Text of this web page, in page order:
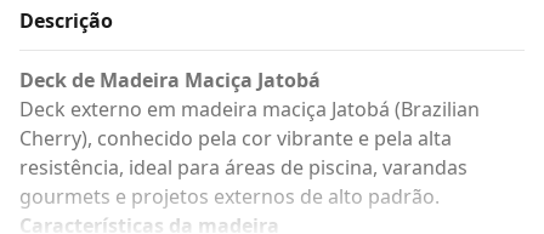
Descrição
Deck de Madeira Maciça Jatobá
Deck externo em madeira maciça Jatobá (Brazilian
Cherry), conhecido pela cor vibrante e pela alta
resistência, ideal para áreas de piscina, varandas
gourmets e projetos externos de alto padrão.
Características da madeira